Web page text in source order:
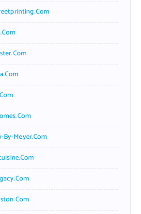
By-Meyer.com